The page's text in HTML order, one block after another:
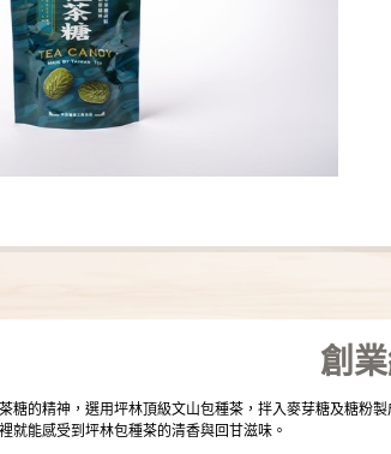
創
糖的精神，選用坪林頂級文山包種茶，拌入麥芽糖及糖粉製
就能感受到坪林包種茶的清香與回甘滋味。